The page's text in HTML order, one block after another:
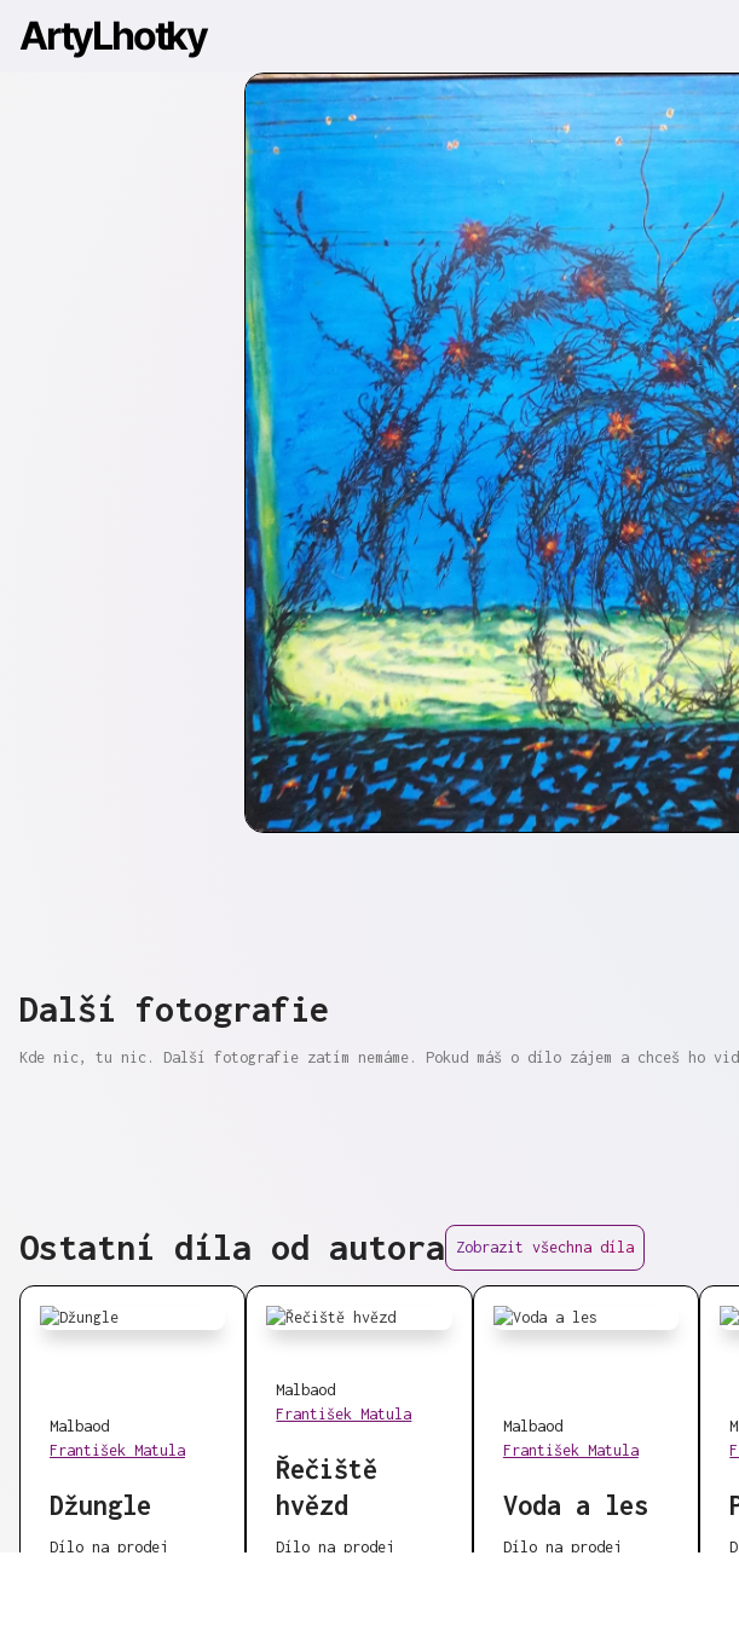
ArtyLhotky
Další fotografie
Kde nic, tu nic. Další fotografie zatím nemáme. Pokud máš o dílo zájem a chceš ho
Ostatní díla od autora Zobrazit všechna díla
Malbaod
František Matula
Džungle
Dílo na prodej
Malbaod
František Matula
Řečiště
hvězd
Dílo na prodej
Malbaod
František Matula
Voda a les
Dílo na prodej